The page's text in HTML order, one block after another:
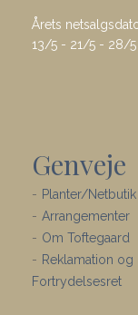
Årets
13/5 - 21/5 - 28/5
Genveje
Planter/Netbutik
Arrangementer
Om Toftegaard
Reklamation og
Fortrydelsesret